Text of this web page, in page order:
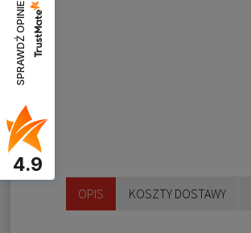
OPIS KOSZTY DOSTAWY
SPRAWDŹ OPINIE
4.9